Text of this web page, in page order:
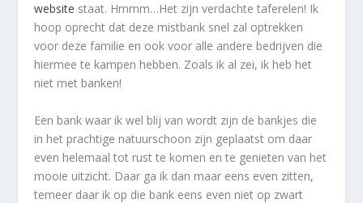
website staat. Hmmm…Het zijn verdachte taferelen! Ik
hoop oprecht dat deze mistbank snel zal optrekken
voor deze familie en ook voor alle andere bedrijven die
hiermee te kampen hebben. Zoals ik al zei, ik heb het
niet met banken!
Een bank waar ik wel blij van wordt zijn de bankjes die
in het prachtige natuurschoon zijn geplaatst om daar
even helemaal tot rust te komen en te genieten van het
mooie uitzicht. Daar ga ik dan maar eens even zitten,
temeer daar ik op die bank eens even niet op zwart